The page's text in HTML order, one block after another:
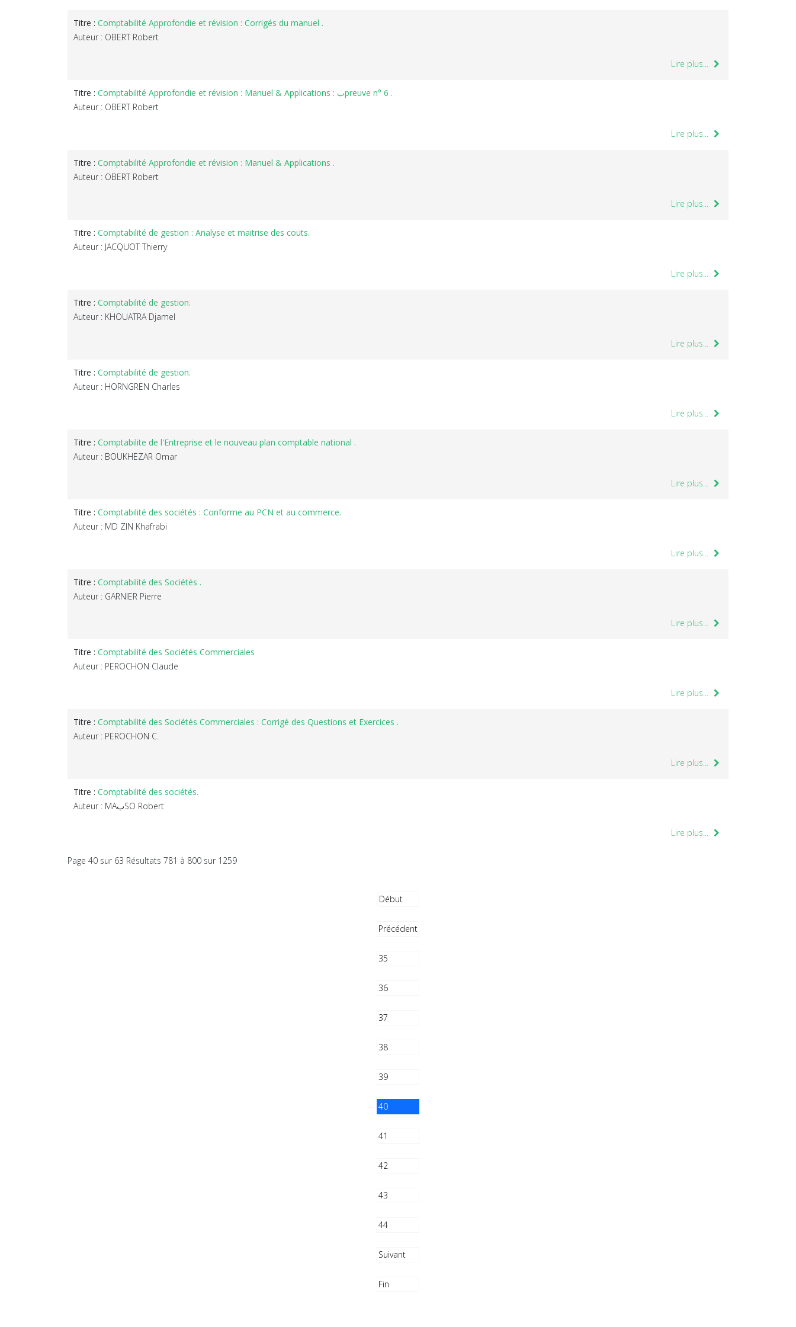
Titre : Comptabilité Approfondie et révision : Corrigés du manuel .
Auteur : OBERT Robert
Lire plus...
Titre :
Comptabilité Approfondie et révision : Manuel & Applications : بpreuve n° 6 .
Auteur : OBERT Robert
Lire plus...
Titre : Comptabilité Approfondie et révision : Manuel & Applications .
Auteur : OBERT Robert
Lire plus...
Titre : Comptabilité de gestion : Analyse et maitrise des couts.
Auteur : JACQUOT Thierry
Lire plus...
Titre : Comptabilité de gestion.
Auteur : KHOUATRA Djamel
Lire plus...
Titre : Comptabilité de gestion.
Auteur : HORNGREN Charles
Lire plus...
Titre : Comptabilite de l'Entreprise et le nouveau plan comptable national .
Auteur : BOUKHEZAR Omar
Lire plus...
Titre : Comptabilité des sociétés : Conforme au PCN et au commerce.
Auteur : MD ZIN Khafrabi
Lire plus...
Titre : Comptabilité des Sociétés .
Auteur : GARNIER Pierre
Lire plus...
Titre : Comptabilité des Sociétés Commerciales
Auteur : PEROCHON Claude
Lire plus...
Titre : Comptabilité des Sociétés Commerciales : Corrigé des Questions et Exercices .
Auteur : PEROCHON C.
Lire plus...
Titre : Comptabilité des sociétés.
Auteur : MAبSO Robert
Lire plus...
Page 40 sur 63 Résultats 781 à 800 sur 1259
Début
Précédent
35
36
37
38
39
40
41
42
43
44
Suivant
Fin